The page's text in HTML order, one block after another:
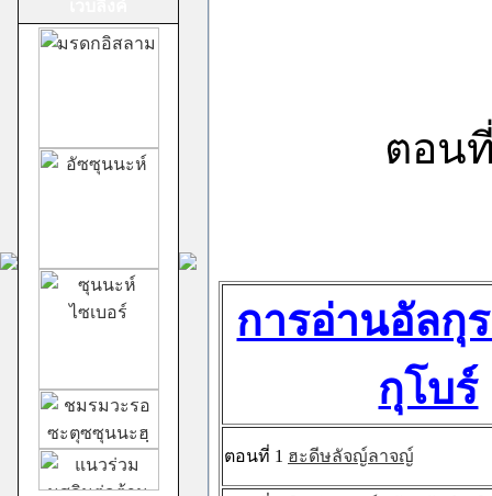
กอง
ชีอะฮ์อิหม่ามสิบ
ตอน
การอ่านอัลกุ
กุโบร์
ตอนที่ 1 ฮะดีษลัจญ์ลาจญ์